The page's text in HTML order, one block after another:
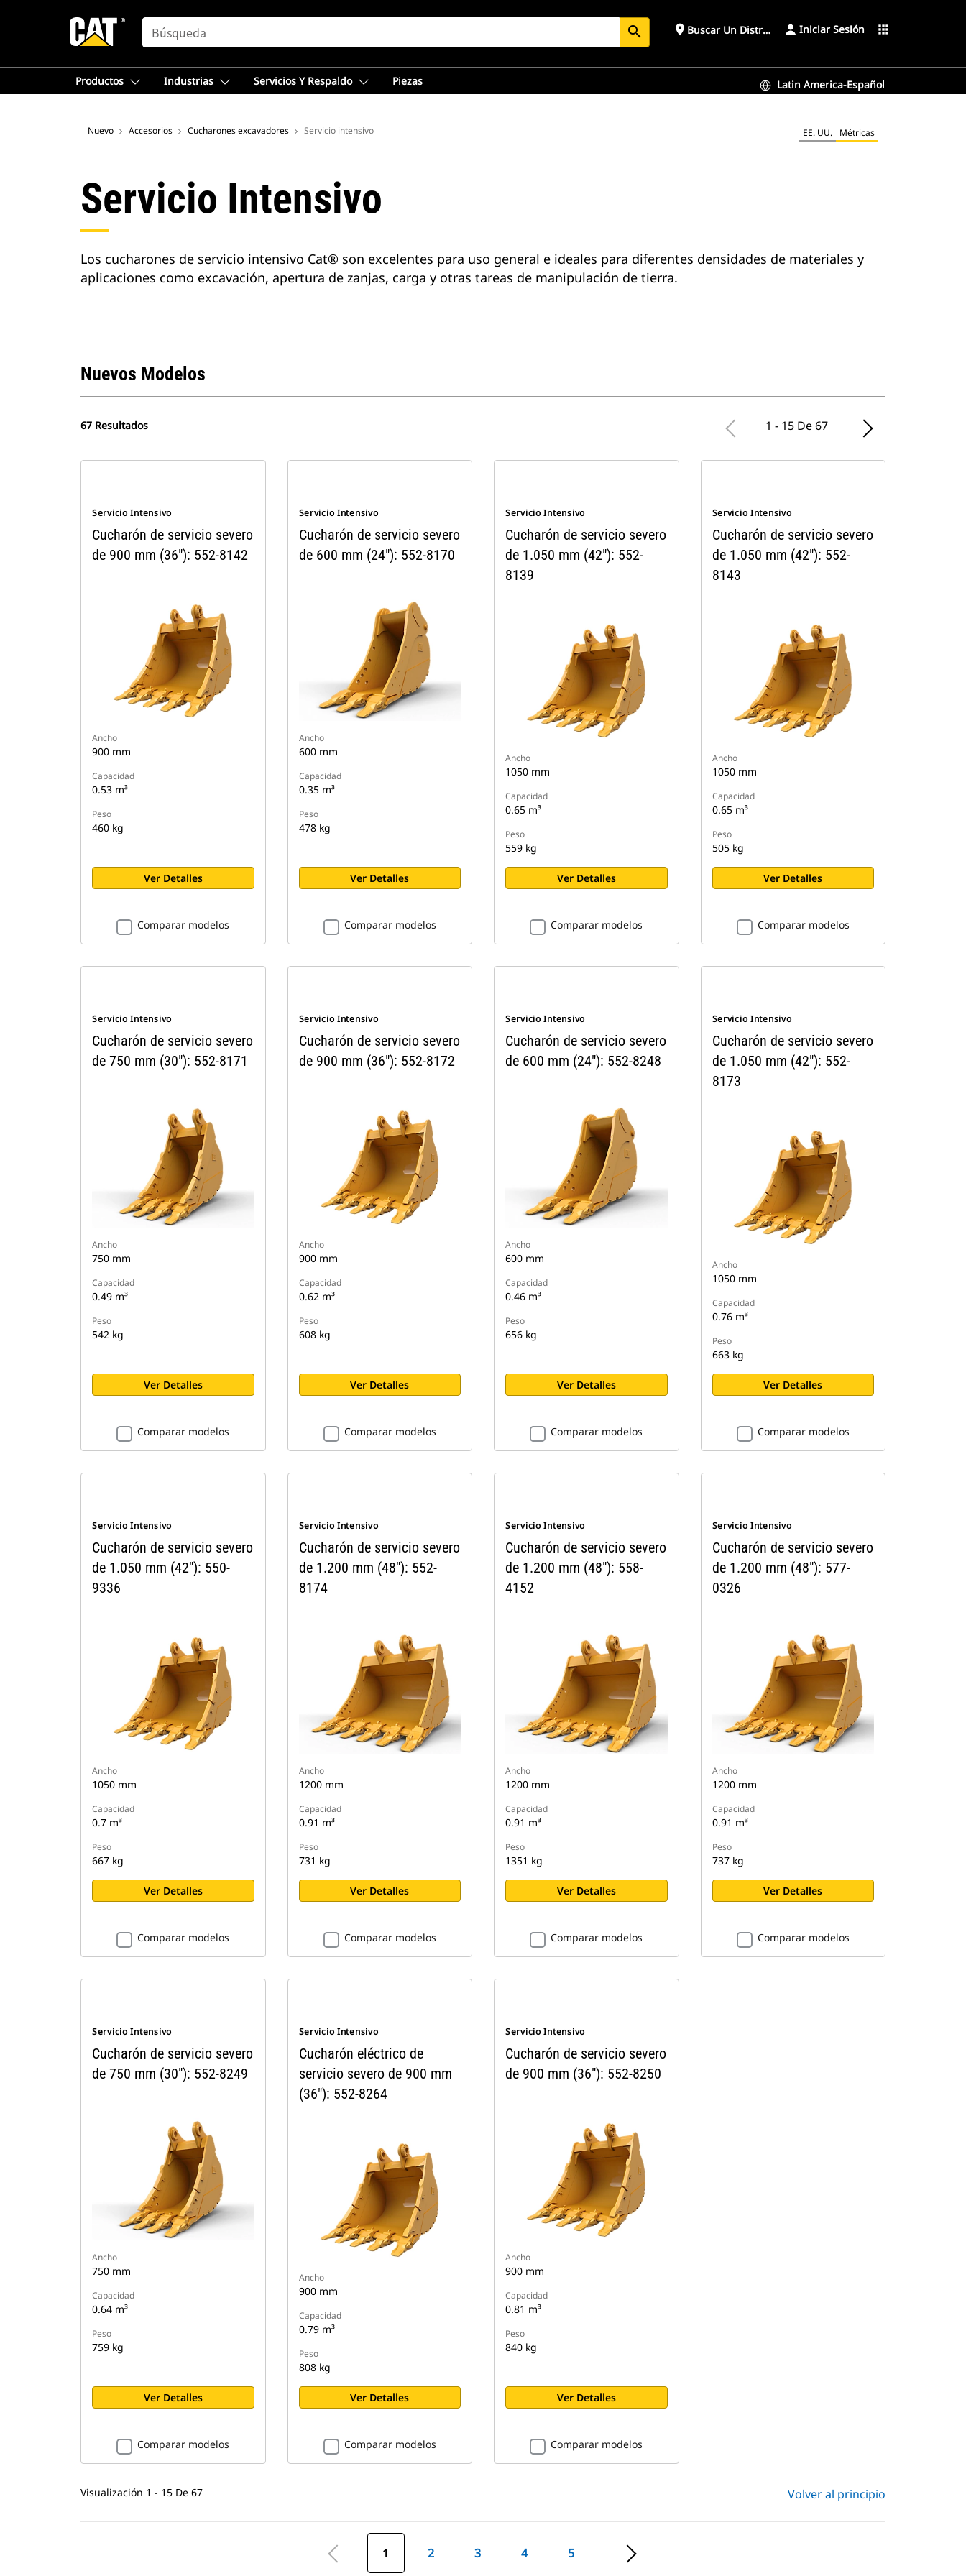
SEARCH search place Buscar Un Distribuidor Iniciar Sesión apps
Productos Industrias Servicios Y Respaldo Piezas Latin America-Español
Nuevo Accesorios Cucharones excavadores Servicio intensivo EE. UU. Métricas
Servicio Intensivo
Los cucharones de servicio intensivo Cat® son excelentes para uso general e ideales para diferentes densidades de materiales y
aplicaciones como excavación, apertura de zanjas, carga y otras tareas de manipulación de tierra.
Nuevos Modelos
67 Resultados 1 - 15 De 67
Servicio Intensivo
Cucharón de servicio severo
de 900 mm (36"): 552-8142
Ancho
900 mm
Capacidad
0.53 m³
Peso
460 kg
Ver Detalles
Comparar modelos
Servicio Intensivo
Cucharón de servicio severo
de 600 mm (24"): 552-8170
Ancho
600 mm
Capacidad
0.35 m³
Peso
478 kg
Ver Detalles
Comparar modelos
Servicio Intensivo
Cucharón de servicio severo
de 1.050 mm (42"): 552-
8139
Ancho
1050 mm
Capacidad
0.65 m³
Peso
559 kg
Ver Detalles
Comparar modelos
Servicio Intensivo
Cucharón de servicio severo
de 1.050 mm (42"): 552-
8143
Ancho
1050 mm
Capacidad
0.65 m³
Peso
505 kg
Ver Detalles
Comparar modelos
Servicio Intensivo
Cucharón de servicio severo
de 750 mm (30"): 552-8171
Ancho
750 mm
Capacidad
0.49 m³
Peso
542 kg
Ver Detalles
Comparar modelos
Servicio Intensivo
Cucharón de servicio severo
de 900 mm (36"): 552-8172
Ancho
900 mm
Capacidad
0.62 m³
Peso
608 kg
Ver Detalles
Comparar modelos
Servicio Intensivo
Cucharón de servicio severo
de 600 mm (24"): 552-8248
Ancho
600 mm
Capacidad
0.46 m³
Peso
656 kg
Ver Detalles
Comparar modelos
Servicio Intensivo
Cucharón de servicio severo
de 1.050 mm (42"): 552-
8173
Ancho
1050 mm
Capacidad
0.76 m³
Peso
663 kg
Ver Detalles
Comparar modelos
Servicio Intensivo
Cucharón de servicio severo
de 1.050 mm (42"): 550-
9336
Ancho
1050 mm
Capacidad
0.7 m³
Peso
667 kg
Ver Detalles
Comparar modelos
Servicio Intensivo
Cucharón de servicio severo
de 1.200 mm (48"): 552-
8174
Ancho
1200 mm
Capacidad
0.91 m³
Peso
731 kg
Ver Detalles
Comparar modelos
Servicio Intensivo
Cucharón de servicio severo
de 1.200 mm (48"): 558-
4152
Ancho
1200 mm
Capacidad
0.91 m³
Peso
1351 kg
Ver Detalles
Comparar modelos
Servicio Intensivo
Cucharón de servicio severo
de 1.200 mm (48"): 577-
0326
Ancho
1200 mm
Capacidad
0.91 m³
Peso
737 kg
Ver Detalles
Comparar modelos
Servicio Intensivo
Cucharón de servicio severo
de 750 mm (30"): 552-8249
Ancho
750 mm
Capacidad
0.64 m³
Peso
759 kg
Ver Detalles
Comparar modelos
Servicio Intensivo
Cucharón eléctrico de
servicio severo de 900 mm
(36"): 552-8264
Ancho
900 mm
Capacidad
0.79 m³
Peso
808 kg
Ver Detalles
Comparar modelos
Servicio Intensivo
Cucharón de servicio severo
de 900 mm (36"): 552-8250
Ancho
900 mm
Capacidad
0.81 m³
Peso
840 kg
Ver Detalles
Comparar modelos
Visualización 1 - 15 De 67 Volver al principio
1 2 3 4 5